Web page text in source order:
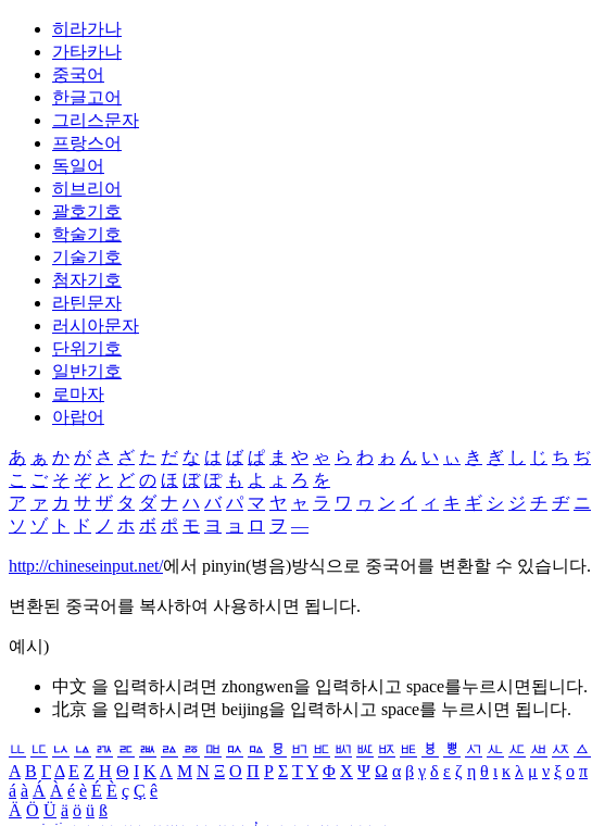
히라가나
가타카나
중국어
한글고어
그리스문자
프랑스어
독일어
히브리어
괄호기호
학술기호
기술기호
첨자기호
라틴문자
러시아문자
단위기호
일반기호
로마자
아랍어
あ ぁ か が さ ざ た だ な は ば ぱ ま や ゃ ら わ ゎ ん い ぃ き ぎ し じ ち ぢ
こ ご そ ぞ と ど の ほ ぼ ぽ も よ ょ ろ を
ア ァ カ サ ザ タ ダ ナ ハ バ パ マ ヤ ャ ラ ワ ヮ ン イ ィ キ ギ シ ジ チ ヂ ニ
ソ ゾ ト ド ノ ホ ボ ポ モ ヨ ョ ロ ヲ ―
http://chineseinput.net/에서 pinyin(병음)방식으로 중국어를 변환할 수 있습니다.
변환된 중국어를 복사하여 사용하시면 됩니다.
예시)
中文 을 입력하시려면 zhongwen을 입력하시고 space를누르시면됩니다.
北京 을 입력하시려면 beijing을 입력하시고 space를 누르시면 됩니다.
ㅥ ㅦ ㅧ ㅨ ㅩ ㅪ ㅫ ㅬ ㅭ ㅮ ㅯ ㅰ ㅱ ㅲ ㅳ ㅴ ㅵ ㅶ ㅷ ㅸ ㅹ ㅺ ㅻ ㅼ ㅽ ㅾ ㅿ
Α Β ΓΔ Ε Ζ Η Θ Ι ΚΛ Μ Ν Ξ Ο Π Ρ Σ ΤΥ Φ Χ Ψ Ω α β γ δ ε ζ η θ ι κ λ μ ν ξ ο π
á à Á À é è É È ç Ç ê
Ä Ö Ü ä ö ü ß